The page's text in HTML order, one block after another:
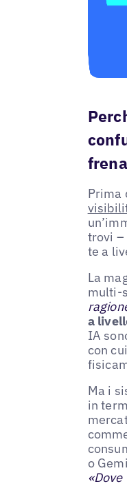
Prima
trovi –
te a
La
multi-
a
IA
con
Ma i
in
o